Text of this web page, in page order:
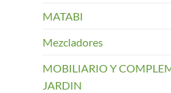
MATABI
Mezcladores
MOBILIARIO Y
JARDIN